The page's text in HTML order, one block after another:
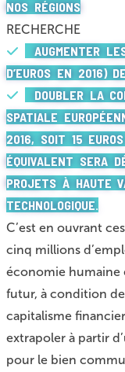
NOS RÉGIONS
RECHERCHE
AUGMENTER
D’EUROS EN 2016)
DOUBLER LA
SPATIALE
2016, SOIT 15
ÉQUIVALENT SERA
PROJETS À HAUTE
TECHNOLOGIQUE.
C’est en ouvrant
cinq millions
économie humaine
futur, à condition
capitalisme
extrapoler à partir
pour le bien